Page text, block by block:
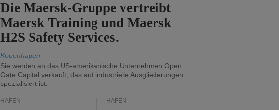
Die Maersk-Gruppe vertreibt
Maersk Training und Maersk
H2S Safety Services.
Kopenhagen
Sie werden an das US-amerikanische Unternehmen Open
Gate Capital verkauft, das auf industrielle Ausgliederungen
spezialisiert ist.
HÄFEN HÄFEN